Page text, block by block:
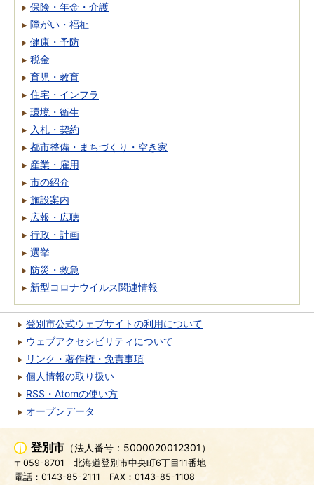
保険・年金・介護
障がい・福祉
健康・予防
税金
育児・教育
住宅・インフラ
環境・衛生
入札・契約
都市整備・まちづくり・空き家
産業・雇用
市の紹介
施設案内
広報・広聴
行政・計画
選挙
防災・救急
新型コロナウイルス関連情報
登別市公式ウェブサイトの利用について
ウェブアクセシビリティについて
リンク・著作権・免責事項
個人情報の取り扱い
RSS・Atomの使い方
オープンデータ
登別市 （法人番号：5000020012301）
〒059-8701
北海道登別市中央町6丁目11番地
電話：0143-85-2111
FAX：0143-85-1108